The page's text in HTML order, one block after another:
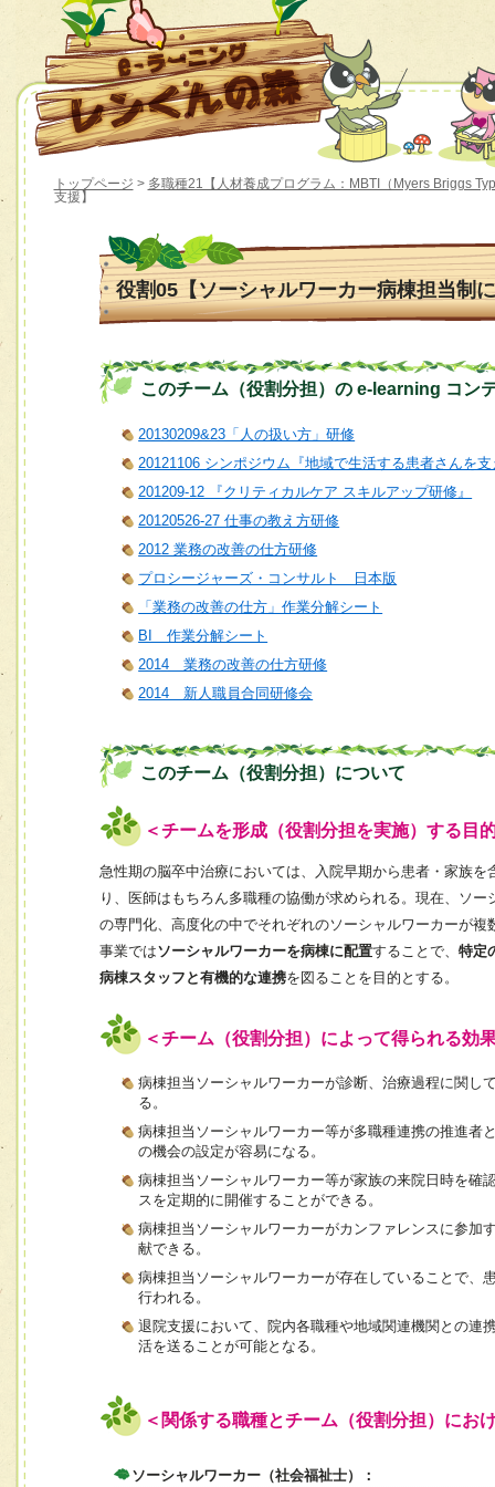
トップページ > 多職種21【人材養成プログラム：MBTI（Myers Briggs
支援】
役割05【ソーシャルワーカー病棟担当制
このチーム（役割分担）の e-learning コン
20130209&23「人の扱い方」研修
20121106 シンポジウム『地域で生活する患者さんを
201209-12 『クリティカルケア スキルアップ研修』
20120526-27 仕事の教え方研修
2012 業務の改善の仕方研修
プロシージャーズ・コンサルト 日本版
「業務の改善の仕方」作業分解シート
BI 作業分解シート
2014 業務の改善の仕方研修
2014 新人職員合同研修会
このチーム（役割分担）について
＜チームを形成（役割分担を実施）する目
急性期の脳卒中治療においては、入院早期から患者・家族
り、医師はもちろん多職種の協働が求められる。現在、ソ
の専門化、高度化の中でそれぞれのソーシャルワーカーが
事業ではソーシャルワーカーを病棟に配置することで、 特定
病棟スタッフと有機的な連携を図ることを目的とする。
＜チーム（役割分担）によって得られる効
病棟担当ソーシャルワーカーが診断、治療過程に関し
る。
病棟担当ソーシャルワーカー等が多職種連携の推進者
の機会の設定が容易になる。
病棟担当ソーシャルワーカー等が家族の来院日時を確
スを定期的に開催することができる。
病棟担当ソーシャルワーカーがカンファレンスに参加
献できる。
病棟担当ソーシャルワーカーが存在していることで、
行われる。
退院支援において、院内各職種や地域関連機関との連
活を送ることが可能となる。
＜関係する職種とチーム（役割分担）にお
ソーシャルワーカー（社会福祉士）：